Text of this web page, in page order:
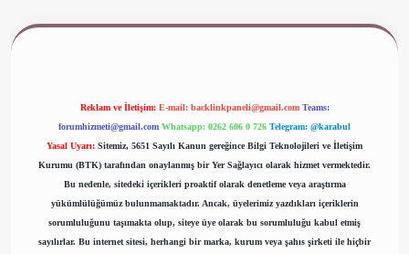
Reklam ve İletişim: E-mail: backlinkpaneli@gmail.com Teams:
forumhizmeti@gmail.com Whatsapp: 0262 606 0 726 Telegram: @karabul
Yasal Uyarı: Sitemiz, 5651 Sayılı Kanun gereğince Bilgi Teknolojileri ve İletişim
Kurumu (BTK) tarafından onaylanmış bir Yer Sağlayıcı olarak hizmet vermektedir.
Bu nedenle, sitedeki içerikleri proaktif olarak denetleme veya araştırma
yükümlülüğümüz bulunmamaktadır. Ancak, üyelerimiz yazdıkları içeriklerin
sorumluluğunu taşımakta olup, siteye üye olarak bu sorumluluğu kabul etmiş
sayılırlar. Bu internet sitesi, herhangi bir marka, kurum veya şahıs şirketi ile hiçbir